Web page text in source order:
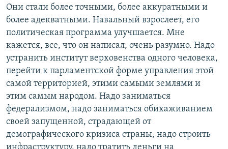
Они стали более точными, более аккуратными и
более адекватными. Навальный взрослеет, его
политическая программа улучшается. Мне
кажется, все, что он написал, очень разумно. Надо
устранить институт верховенства одного человека,
перейти к парламентской форме управления этой
самой территорией, этими самыми землями и
этим самым народом. Надо заниматься
федерализмом, надо заниматься обихаживанием
своей запущенной, страдающей от
демографического кризиса страны, надо строить